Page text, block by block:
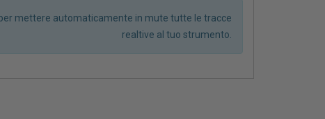
mettere automaticamente in mute tutte le tracce
realtive al tuo strumento.